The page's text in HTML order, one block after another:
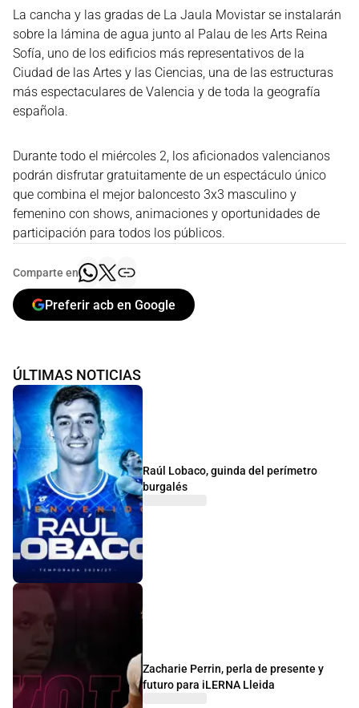
La cancha y las gradas de La Jaula Movistar se instalarán
sobre la lámina de agua junto al Palau de les Arts Reina
Sofía, uno de los edificios más representativos de la
Ciudad de las Artes y las Ciencias, una de las estructuras
más espectaculares de Valencia y de toda la geografía
española.
Durante todo el miércoles 2, los aficionados valencianos
podrán disfrutar gratuitamente de un espectáculo único
que combina el mejor baloncesto 3x3 masculino y
femenino con shows, animaciones y oportunidades de
participación para todos los públicos.
Comparte en
Preferir acb en Google
ÚLTIMAS NOTICIAS
Raúl Lobaco, guinda del perímetro
burgalés
Zacharie Perrin, perla de presente y
futuro para iLERNA Lleida